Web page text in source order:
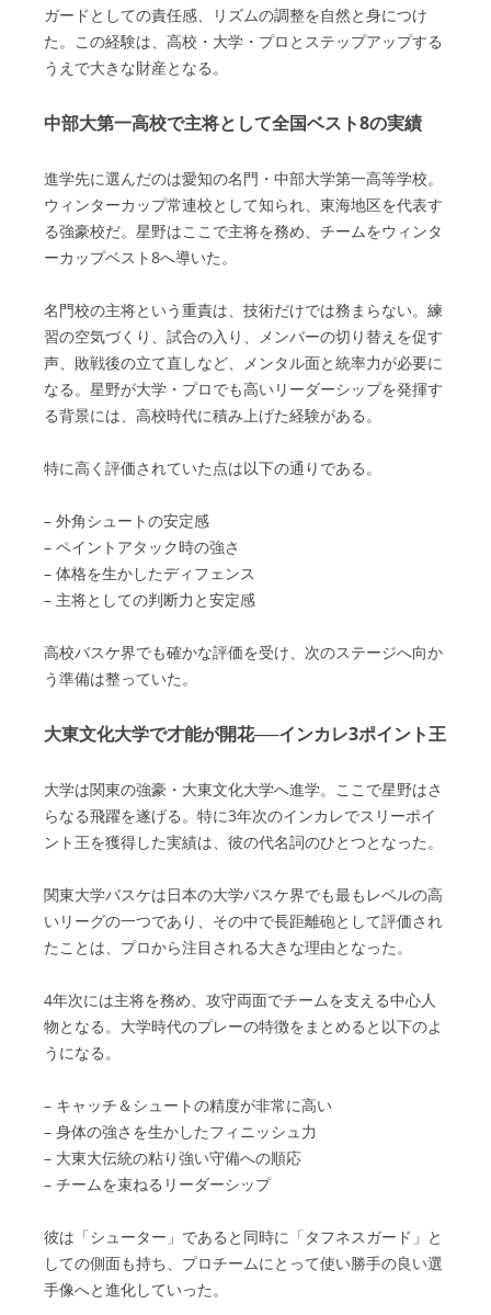
ガードとしての責任感、リズムの調整を自然と身につけ
た。この経験は、高校・大学・プロとステップアップする
うえで大きな財産となる。
中部大第一高校で主将として全国ベスト8の実績
進学先に選んだのは愛知の名門・中部大学第一高等学校。
ウィンターカップ常連校として知られ、東海地区を代表す
る強豪校だ。星野はここで主将を務め、チームをウィンタ
ーカップベスト8へ導いた。
名門校の主将という重責は、技術だけでは務まらない。練
習の空気づくり、試合の入り、メンバーの切り替えを促す
声、敗戦後の立て直しなど、メンタル面と統率力が必要に
なる。星野が大学・プロでも高いリーダーシップを発揮す
る背景には、高校時代に積み上げた経験がある。
特に高く評価されていた点は以下の通りである。
– 外角シュートの安定感
– ペイントアタック時の強さ
– 体格を生かしたディフェンス
– 主将としての判断力と安定感
高校バスケ界でも確かな評価を受け、次のステージへ向か
う準備は整っていた。
大東文化大学で才能が開花──インカレ3ポイント王
大学は関東の強豪・大東文化大学へ進学。ここで星野はさ
らなる飛躍を遂げる。特に3年次のインカレでスリーポイ
ント王を獲得した実績は、彼の代名詞のひとつとなった。
関東大学バスケは日本の大学バスケ界でも最もレベルの高
いリーグの一つであり、その中で長距離砲として評価され
たことは、プロから注目される大きな理由となった。
4年次には主将を務め、攻守両面でチームを支える中心人
物となる。大学時代のプレーの特徴をまとめると以下のよ
うになる。
– キャッチ＆シュートの精度が非常に高い
– 身体の強さを生かしたフィニッシュ力
– 大東大伝統の粘り強い守備への順応
– チームを束ねるリーダーシップ
彼は「シューター」であると同時に「タフネスガード」と
しての側面も持ち、プロチームにとって使い勝手の良い選
手像へと進化していった。